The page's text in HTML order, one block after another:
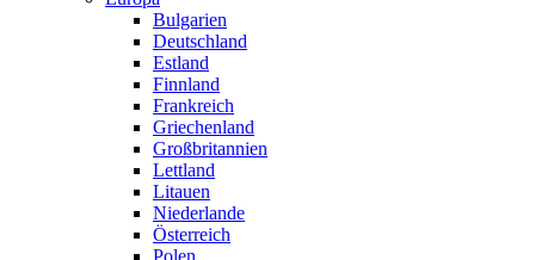
Bulgarien
Deutschland
Estland
Finnland
Frankreich
Griechenland
Großbritannien
Lettland
Litauen
Niederlande
Österreich
Polen